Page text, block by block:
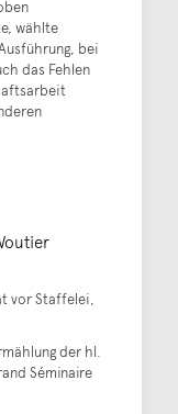
wählte
bei
das Fehlen
vor Staffelei,
der hl.
Séminaire